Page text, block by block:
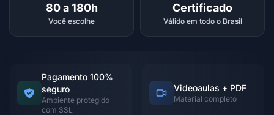
80 a 180h
Você escolhe
Certificado
Válido em todo o Brasil
Pagamento 100%
seguro
Ambiente protegido
com SSL
Videoaulas + PDF
Material completo